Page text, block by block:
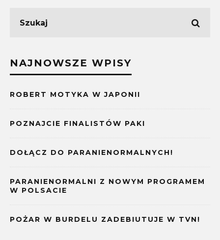
NAJNOWSZE WPISY
ROBERT MOTYKA W JAPONII
POZNAJCIE FINALISTÓW PAKI
DOŁĄCZ DO PARANIENORMALNYCH!
PARANIENORMALNI Z NOWYM PROGRAMEM
W POLSACIE
POŻAR W BURDELU ZADEBIUTUJE W TVN!